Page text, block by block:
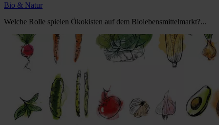
Bio & Natur
Welche Rolle spielen Ökokisten auf dem Biolebensmittelmarkt?...